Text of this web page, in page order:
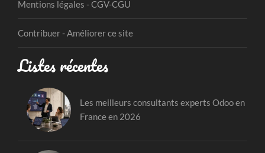
Mentions légales - CGV-CGU
Contribuer - Améliorer ce site
Listes récentes
Les meilleurs consultants experts Odoo en
France en 2026